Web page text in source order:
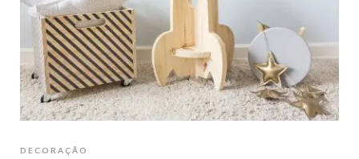
DECORAÇÃO